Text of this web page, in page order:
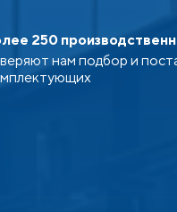
250
нам подбор и